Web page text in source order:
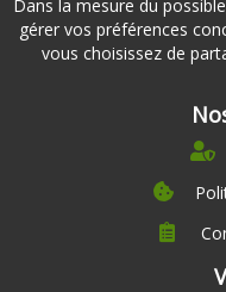
Dans la mesure du
gérer vos préférences
vous choisissez de